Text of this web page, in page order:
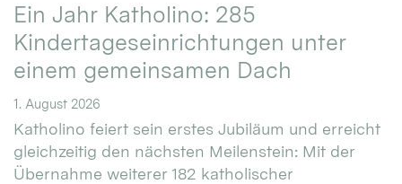
Ein Jahr Katholino: 285
Kindertageseinrichtungen unter
einem gemeinsamen Dach
1. August 2026
Katholino feiert sein erstes Jubiläum und erreicht
gleichzeitig den nächsten Meilenstein: Mit der
Übernahme weiterer 182 katholischer